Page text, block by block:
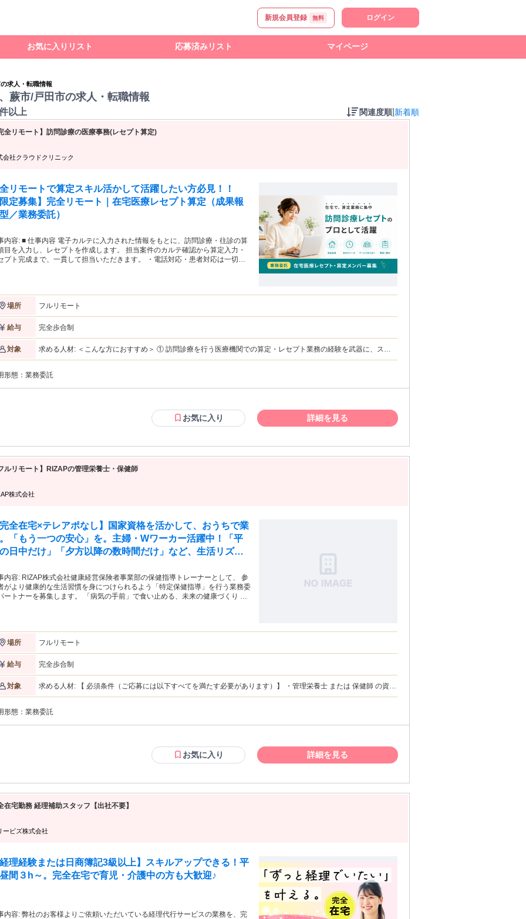
新規会員登録 無料 ログイン
お気に入りリスト 応募済みリスト マイページ
求人・転職情報
蕨市/戸田市の求人・転職情報
以上 関連度順 新着順
全リモート】訪問診療の医療事務(レセプト算定)
会社クラウドクリニック
リモートで算定スキル活かして活躍したい方必見！！
限定募集】完全リモート｜在宅医療レセプト算定（成果報
／業務委託）
に入力された情報をもとに、訪問診療・往診の算
目を入力し、レセプトを作成します。 担当案件のカルテ確認から算定入力・
ト完成まで、一貫して担当いただきます。 ・電話対応・患者対応は一切な
フルリモートで業務可能な・・・！ ''新しい医療事務の形'' です！ また、成果
じて報酬が支払われるので、あなたの頑張りに応じて”短期集中”型の勤務で収
得ることができます。
場所 フルリモート
給与 完全歩合制
対象
求める人材: ＜こんな方におすすめ＞ ① 訪問診療を行う医療機関での算定・レセプト業務の経験を武器に、スキ
務委託から正社員登用の実績あり） ③ 勤務時間ではなく、アウトプットや成果を重視した評価のもとで働きたい
形態： 業務委託
お気に入り 詳細を見る
ルリモート】RIZAPの管理栄養士・保健師
株式会社
完全在宅×テレアポなし】国家資格を活かして、おうちで業
「もう一つの安心」を。主婦・Wワーカー活躍中！「平
の日中だけ」「夕方以降の数時間だけ」など、生活リズム
頑張った分だけ手応えのある収入に。充実のサポート体
、安心の在宅ワークを始めませんか？
営保険者事業部の保健指導トレーナーとして、 参
がより健康的な生活習慣を身につけられるよう「特定保健指導」を行う業務委
ーを募集します。 「病気の手前」で食い止める、未来の健康づくり 健
す！ ≪応募条件≫ 保健師または管理栄養士の資格をお持ちの方 ※
資格をお持ちであれば、特定保健指導の業務自体が初めての方もご応募可能で
「人の健康に貢献したい」という思いをお持ちのプロフェッショナルを歓迎い
始までのステップ（実技スキルチェック）≫ 弊社では、業務
インの共有と実技確認を行っております。 実際の対象者様をご担当いただく
、弊社の品質基準を満たしているかを確認する「面談品質認定テスト（ロール
イング形式）」を実施させていただきます。事前に弊社の面談ノウハウや評価
をしっかりと共有した上で実技を確認するため、フリーランスとしての活動が
★初回面談から最終評価まで一貫して担当 ★面談・指導は全てオンラインで
力 ★専用アプリを使ったメッセージ送信（継続支援・相談対応など） ・必要
じて電話等で連絡もあり ※電話業務はイレギュラー時のみ：初回面談の予約
則システムで行うため、テレアポ業務は原則なしです！
場所 フルリモート
給与 完全歩合制
対象
求める人材: 【 必須条件（ご応募には以下すべてを満たす必要があります）】 ・管理栄養士 または 保健師 の資格
操作、メール対応など） ・スムーズなビデオ通話が可能なインターネット環境をご用意いただける方（通信速度
とのWワークは大歓迎です！ （※対象者様からの急な連絡や弊社との業務連絡に対し、平日の昼間にも一定のや
り取りが可能な方、かつご自身で引き受けた業務を滞りなく遂行できる方に限らせていただきます。） 【 こんな
方にピッタリの求人です！】 ・別のパートやフリーランスのお仕事と「Wワーク」したい方 ・夕方17時以降や土
資格はあるけれど実務経験がない、またはブランクがある方（手厚い導入サポートがあるので安心です！） ・
「家事や育児の合間」を活用して、家庭と無理なく両立したい方 《 働き方のイメージ（Wワークの稼働例）》
「午前中は他のお仕事、夜19時から自宅で面談」など、ご自身の都合に合わせて自由にスケジュールを組めま
す。 （※面談業務＋ご自身の好きなタイミングで行う事務作業を合わせて、ご自身のペースで月20件程度(初回面
での安心ステップ 》 契約締結から面談デビューまでは約2ヶ月間。事前のオンライン業務説明（システム利用の
オリエンテーション・理解度チェックあり）など、弊社独自の丁寧な導入準備期間を設けています。「いきなり
形態： 業務委託
お気に入り 詳細を見る
在宅勤務 経理補助スタッフ【出社不要】
ービズ株式会社
経理経験または日商簿記3級以上】スキルアップできる！平
昼間３h～。完全在宅で育児・介護中の方も大歓迎♪
頼いただいている経理代行サービスの業務を、完